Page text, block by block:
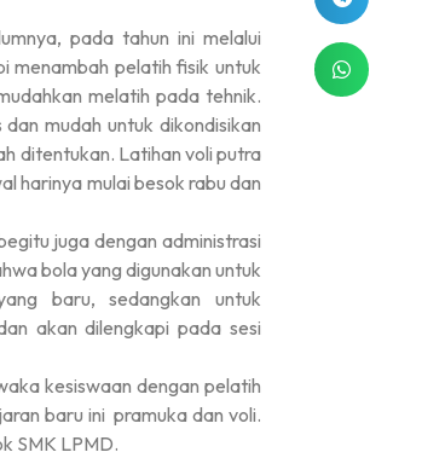
pada tahun ini melalui
menambah pelatih fisik untuk
melatih pada tehnik.
mudah untuk dikondisikan
ditentukan. Latihan voli putra
harinya mulai besok rabu dan
juga dengan administrasi
bola yang digunakan untuk
baru, sedangkan untuk
akan dilengkapi pada sesi
kesiswaan dengan pelatih
baru ini pramuka dan voli.
SMK LPMD.